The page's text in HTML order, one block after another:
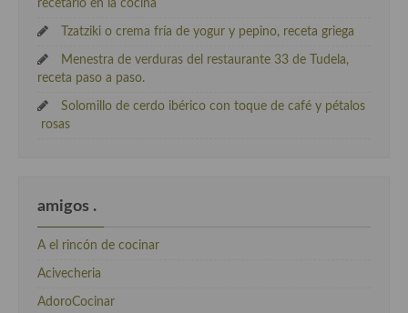
recetario en la cocina
Tzatziki o crema fría de yogur y pepino, receta griega
Menestra de verduras del restaurante 33 de Tudela,
receta paso a paso.
Solomillo de cerdo ibérico con toque de café y pétalos
rosas
amigos .
A el rincón de cocinar
Acivecheria
AdoroCocinar